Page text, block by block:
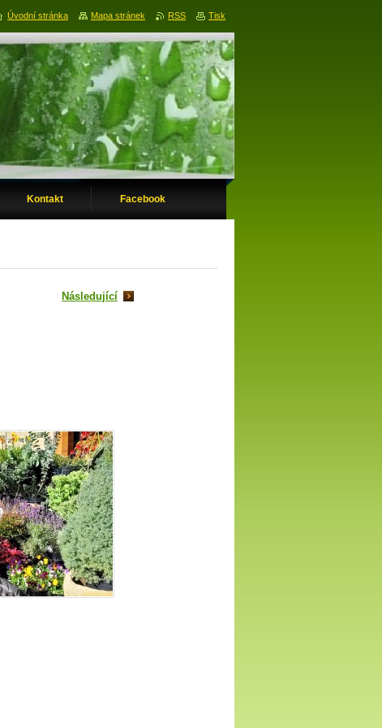
Kontakt Facebook
Následující
Úvodní stránka Mapa stránek RSS Tisk